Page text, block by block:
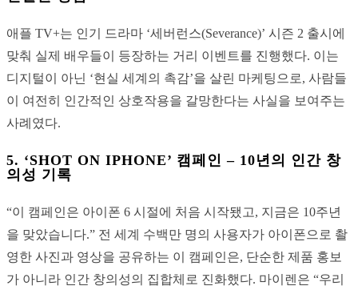
애플 TV+는 인기 드라마 ‘세버런스(Severance)’ 시즌 2 출시에
맞춰 실제 배우들이 등장하는 거리 이벤트를 진행했다. 이는
디지털이 아닌 ‘현실 세계의 촉감’을 살린 마케팅으로, 사람들
이 여전히 인간적인 상호작용을 갈망한다는 사실을 보여주는
사례였다.
5. ‘SHOT ON IPHONE’ 캠페인 – 10년의 인간 창
의성 기록
“이 캠페인은 아이폰 6 시절에 처음 시작됐고, 지금은 10주년
을 맞았습니다.” 전 세계 수백만 명의 사용자가 아이폰으로 촬
영한 사진과 영상을 공유하는 이 캠페인은, 단순한 제품 홍보
가 아니라 인간 창의성의 집합체로 진화했다. 마이렌은 “우리